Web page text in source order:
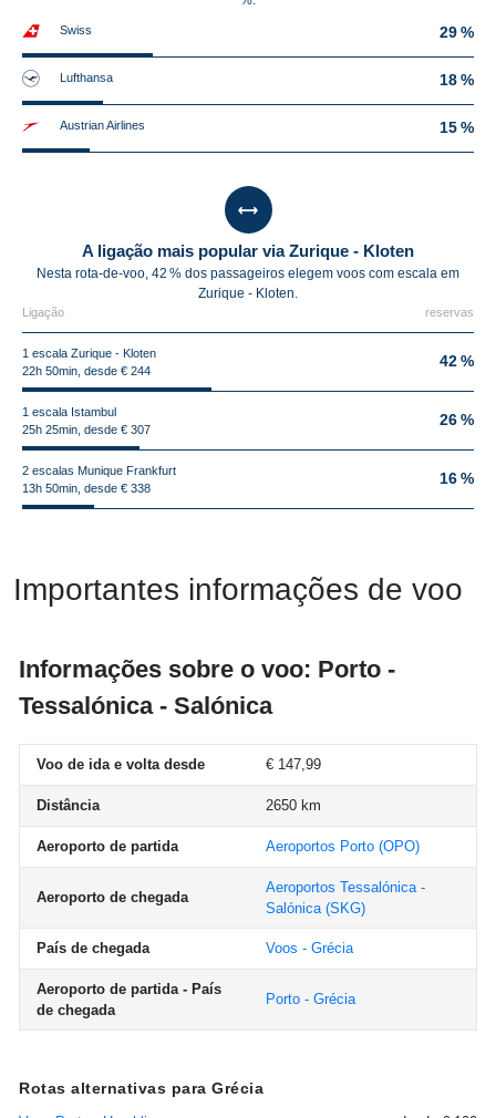
Swiss 29 %
Lufthansa 18 %
Austrian Airlines 15 %
A ligação mais popular via Zurique - Kloten
Nesta rota-de-voo, 42 % dos passageiros elegem voos com escala em
Zurique - Kloten.
Ligação reservas
1 escala Zurique - Kloten
22h 50min, desde € 244
42 %
1 escala Istambul
25h 25min, desde € 307
26 %
2 escalas Munique Frankfurt
13h 50min, desde € 338
16 %
Importantes informações de voo
Informações sobre o voo: Porto -
Tessalónica - Salónica
Voo de ida e volta desde € 147,99
Distância 2650 km
Aeroporto de partida Aeroportos Porto (OPO)
Aeroporto de chegada
Aeroportos Tessalónica -
Salónica(SKG)
País de chegada Voos - Grécia
Aeroporto de partida - País
de chegada
Porto - Grécia
Rotas alternativas para Grécia